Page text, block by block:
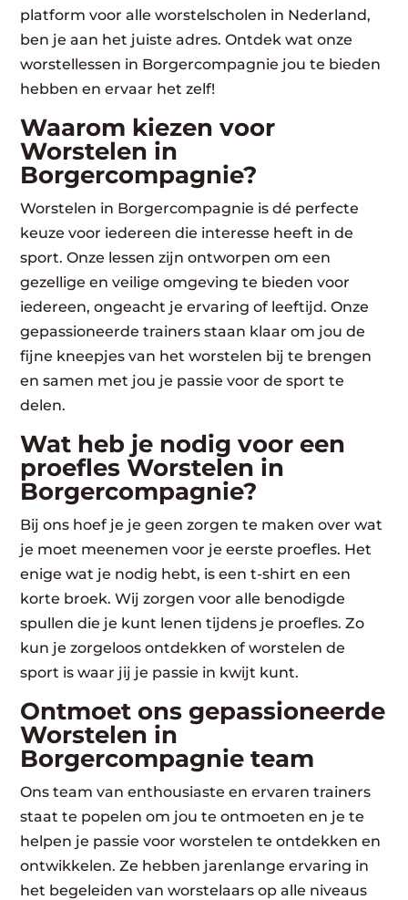
platform voor alle worstelscholen in Nederland,
ben je aan het juiste adres. Ontdek wat onze
worstellessen in Borgercompagnie jou te bieden
hebben en ervaar het zelf!
Waarom kiezen voor
Worstelen in
Borgercompagnie?
Worstelen in Borgercompagnie is dé perfecte
keuze voor iedereen die interesse heeft in de
sport. Onze lessen zijn ontworpen om een
gezellige en veilige omgeving te bieden voor
iedereen, ongeacht je ervaring of leeftijd. Onze
gepassioneerde trainers staan klaar om jou de
fijne kneepjes van het worstelen bij te brengen
en samen met jou je passie voor de sport te
delen.
Wat heb je nodig voor een
proefles Worstelen in
Borgercompagnie?
Bij ons hoef je je geen zorgen te maken over wat
je moet meenemen voor je eerste proefles. Het
enige wat je nodig hebt, is een t-shirt en een
korte broek. Wij zorgen voor alle benodigde
spullen die je kunt lenen tijdens je proefles. Zo
kun je zorgeloos ontdekken of worstelen de
sport is waar jij je passie in kwijt kunt.
Ontmoet ons gepassioneerde
Worstelen in
Borgercompagnie team
Ons team van enthousiaste en ervaren trainers
staat te popelen om jou te ontmoeten en je te
helpen je passie voor worstelen te ontdekken en
ontwikkelen. Ze hebben jarenlange ervaring in
het begeleiden van worstelaars op alle niveaus